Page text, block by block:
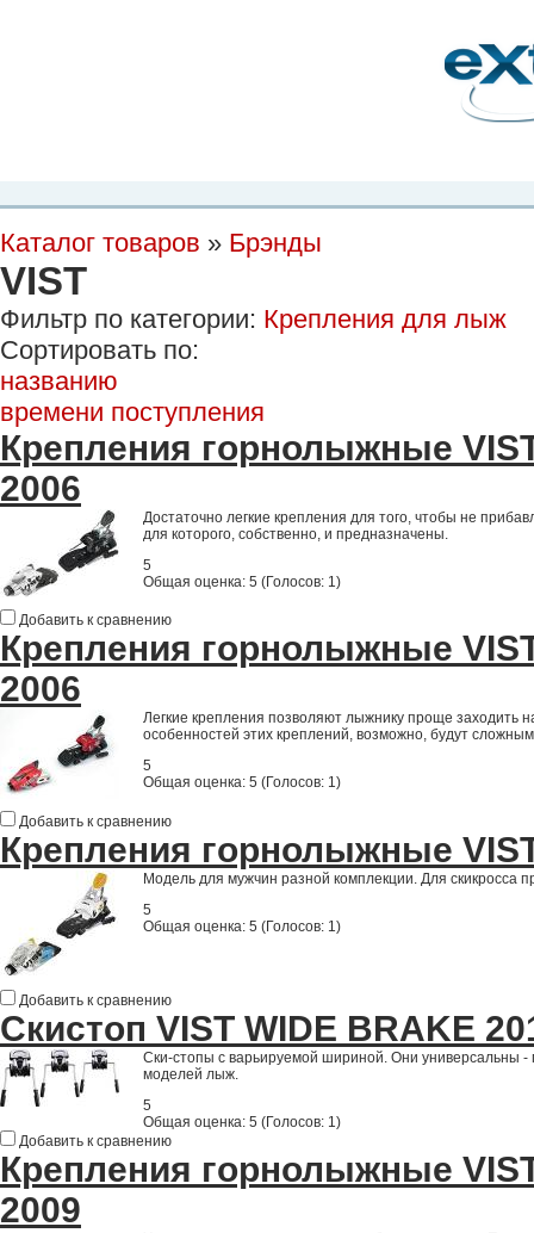
Каталог товаров » Брэнды
VIST
Фильтр по категории: Крепления для лыж
Сортировать по:
названию
времени поступления
Крепления горнолыжные
2006
Достаточно легкие крепления для того, чтобы не
для которого, собственно, и предназначены.
5
Общая оценка: 5 (Голосов: 1)
Добавить к сравнению
Крепления горнолыжные
2006
Легкие крепления позволяют лыжнику проще заходить
особенностей этих креплений, возможно, будут
5
Общая оценка: 5 (Голосов: 1)
Добавить к сравнению
Крепления горнолыжные
Модель для мужчин разной комплекции. Для скикросса
5
Общая оценка: 5 (Голосов: 1)
Добавить к сравнению
Скистоп VIST WIDE BRAKE
Ски-стопы с варьируемой шириной. Они универсальны
моделей лыж.
5
Общая оценка: 5 (Голосов: 1)
Добавить к сравнению
Крепления горнолыжные
2009